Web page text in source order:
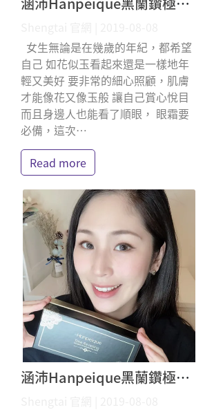
女生無論是在幾歲的年紀，都希望
自己 如花似玉看起來還是一樣地年
輕又美好 要非常的細心照顧，肌膚
才能像花又像玉般 讓自己賞心悅目
而且身邊人也能看了順眼， 眼霜要
必備，這次⋯
Read more
涵沛Hanpeique黑蘭鑽極致逆齡眼霜 凱特貓貓 體驗分享